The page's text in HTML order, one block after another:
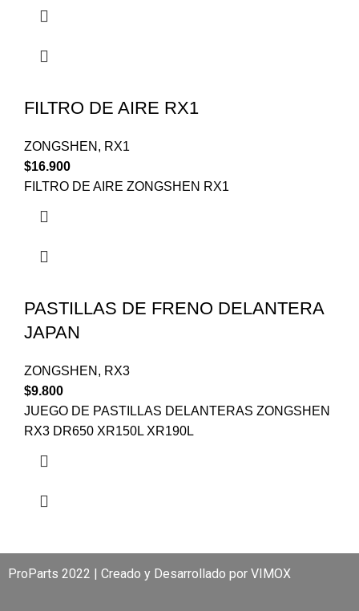
FILTRO DE AIRE RX1
ZONGSHEN , RX1
$16.900
FILTRO DE AIRE ZONGSHEN RX1
PASTILLAS DE FRENO DELANTERA
JAPAN
ZONGSHEN , RX3
$9.800
JUEGO DE PASTILLAS DELANTERAS ZONGSHEN
RX3 DR650 XR150L XR190L
ProParts 2022 | Creado y Desarrollado por VIMOX